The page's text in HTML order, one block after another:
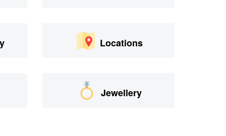
Locations
Jewellery